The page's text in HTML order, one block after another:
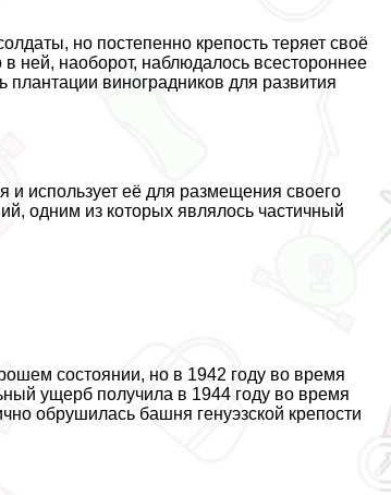
но постепенно крепость теряет своё
в ней, наоборот, наблюдалось всестороннее
виноградников для развития
и использует её для размещения своего
одним из которых являлось частичный
состоянии, но в 1942 году во время
ущерб получила в 1944 году во время
обрушилась башня генуэзской крепости